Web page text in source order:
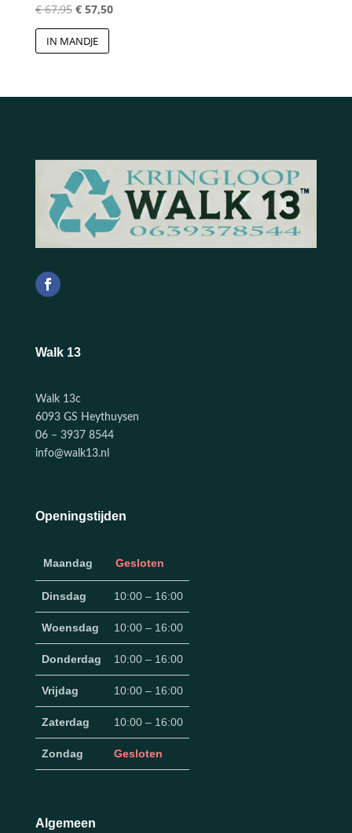
€67,95 Oorspronkelijke
prijs
was:
€57,50Huidige
IN MANDJE
Walk 13
Walk 13c
6093 GS Heythuysen
06 – 3937 8544
info@walk13.nl
Openingstijden
Maandag Gesloten
Dinsdag 10:00 – 16:00
Woensdag 10:00 – 16:00
Donderdag 10:00 – 16:00
Vrijdag 10:00 – 16:00
Zaterdag 10:00 – 16:00
Zondag Gesloten
Algemeen